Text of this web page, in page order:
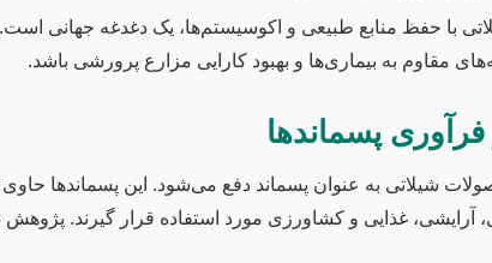
با حفظ منابع طبیعی و اکوسیستم‌ها، یک دغدغه
مقاوم به بیماری‌ها و بهبود کارایی مزارع پرورشی باشد.
پسماندها
آرایشی، غذایی و کشاورزی مورد استفاده قرار گیرند.